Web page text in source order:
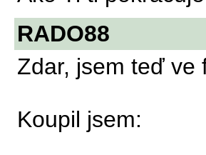
RADO88
Zdar, jsem teď ve
Koupil jsem: